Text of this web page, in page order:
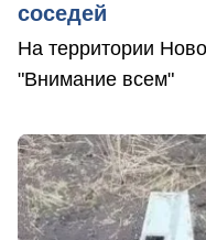
соседей
На территории
"Внимание всем"